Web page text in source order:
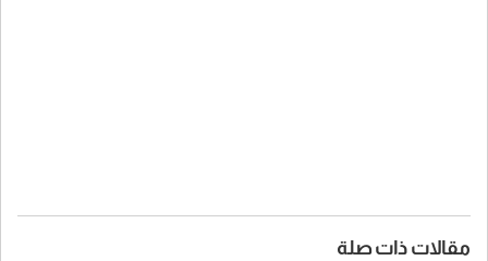
مقالات ذات صلة